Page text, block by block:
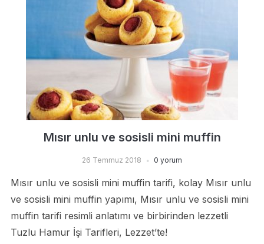
Mısır unlu ve sosisli mini muffin
26 Temmuz 2018 0 yorum
Mısır unlu ve sosisli mini muffin tarifi, kolay Mısır unlu
ve sosisli mini muffin yapımı, Mısır unlu ve sosisli mini
muffin tarifi resimli anlatımı ve birbirinden lezzetli
Tuzlu Hamur İşi Tarifleri, Lezzet’te!